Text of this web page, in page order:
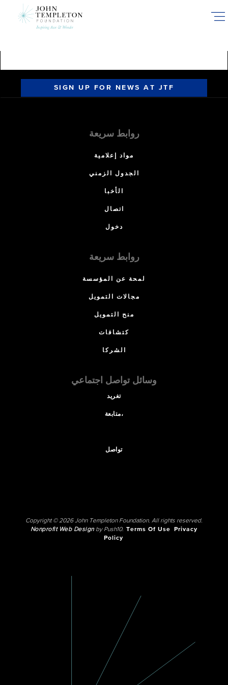
SIGN UP FOR NEWS AT JTF
روابط سريعة
مواد إعلامية
الجدول الزمني
الأخبا
اتصال
دخول
روابط سريعة
لمحة عن المؤسسة
مجالات التمويل
منح التمويل
كتشافات
الشركا
وسائل تواصل اجتماعي
تغريد
متابعة،
تواصل
Copyright © 2026 John Templeton Foundation. All rights reserved.
Nonprofit Web Designby Push10. Terms Of Use
Privacy
Policy